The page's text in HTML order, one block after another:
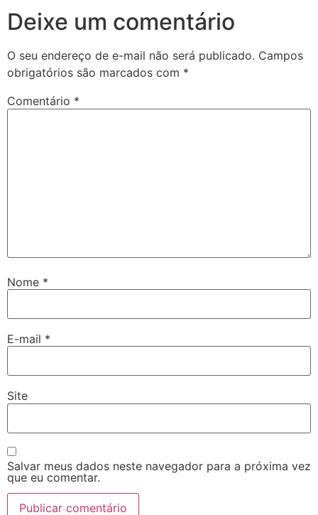
Deixe um comentário
O seu endereço de e-mail não será publicado. Campos
obrigatórios são marcados com *
Comentário *
Nome *
E-mail *
Site
Salvar meus dados neste navegador para a próxima vez
que eu comentar.